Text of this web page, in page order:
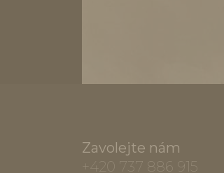
Zavolejte nám
+420 737 886 915